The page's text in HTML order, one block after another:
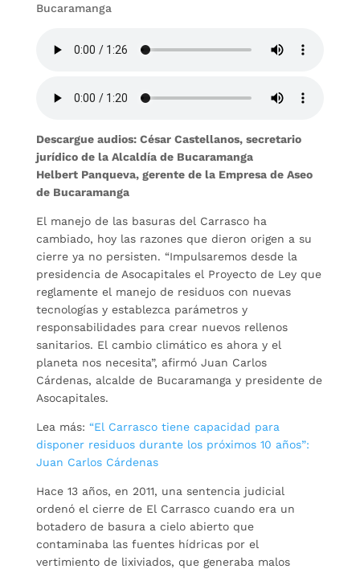
Bucaramanga
Descargue audios: César Castellanos, secretario
jurídico de la Alcaldía de Bucaramanga
Helbert Panqueva, gerente de la Empresa de Aseo
de Bucaramanga
El manejo de las basuras del Carrasco ha
cambiado, hoy las razones que dieron origen a su
cierre ya no persisten. “Impulsaremos desde la
presidencia de Asocapitales el Proyecto de Ley que
reglamente el manejo de residuos con nuevas
tecnologías y establezca parámetros y
responsabilidades para crear nuevos rellenos
sanitarios. El cambio climático es ahora y el
planeta nos necesita”, afirmó Juan Carlos
Cárdenas, alcalde de Bucaramanga y presidente de
Asocapitales.
Lea más: “El Carrasco tiene capacidad para
disponer residuos durante los próximos 10 años”:
Juan Carlos Cárdenas
Hace 13 años, en 2011, una sentencia judicial
ordenó el cierre de El Carrasco cuando era un
botadero de basura a cielo abierto que
contaminaba las fuentes hídricas por el
vertimiento de lixiviados, que generaba malos